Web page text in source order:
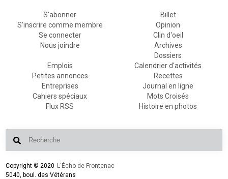
S'abonner
S'inscrire comme membre
Se connecter
Nous joindre
Billet
Opinion
Clin d'oeil
Archives
Dossiers
Emplois
Petites annonces
Entreprises
Cahiers spéciaux
Flux RSS
Calendrier d'activités
Recettes
Journal en ligne
Mots Croisés
Histoire en photos
Copyright © 2020 L'Écho de Frontenac
5040, boul. des Vétérans